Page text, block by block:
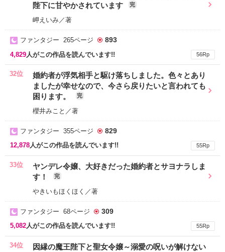
陛下に甘やかされています
完
岬えいみ／著
ファンタジー 265ページ 893
4,829人がこの作品を読んでいます!! 56Rp
32位
婚約者が浮気相手と駆け落ちしました。色々とあり
ましたが幸せなので、今さら戻りたいと言われても
困ります。
完
櫻井みこと／著
ファンタジー 355ページ 829
12,878人がこの作品を読んでいます!! 55Rp
33位
ヤンデレ令嬢、大好きだった婚約者とサヨナラしま
す！
完
やきいもほくほく／著
ファンタジー 68ページ 309
5,082人がこの作品を読んでいます!! 55Rp
34位
因縁の魔王陛下と聖女令嬢～溺愛の呪いが解けない